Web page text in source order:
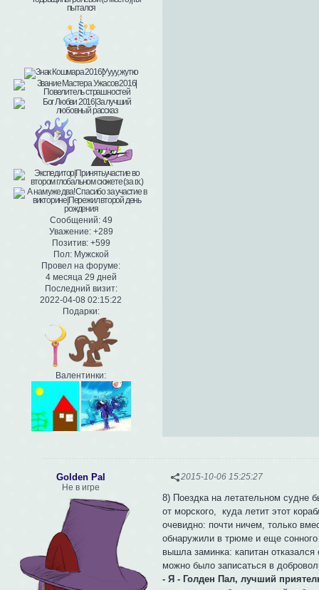
Сообщений: 49
Уважение: +289
Позитив: +599
Пол: Мужской
Провел на форуме:
4 месяца 29 дней
Последний визит:
2022-04-08 02:15:22
Подарки:
Валентинки:
2015-10-06 15:25:27
Golden Pal
Не в игре
8) Поездка на летательном судне
от морского, куда летит этот
очевидно: почти ничем, только
обнаружили в трюме и еще
вышла заминка: капитан
можно было записаться в
- Я - Голден Пал, лучший